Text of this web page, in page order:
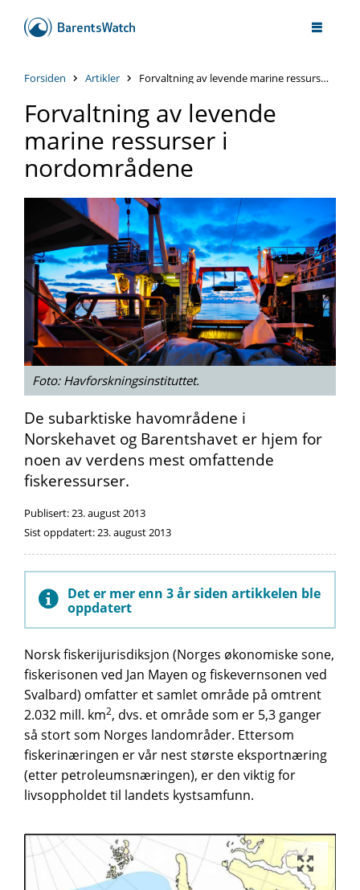
Forsiden Artikler Forvaltning av levende marine ressurser i nordområdene
Forvaltning av levende
marine ressurser i
nordområdene
Foto: Havforskningsinstituttet.
De subarktiske havområdene i
Norskehavet og Barentshavet er hjem for
noen av verdens mest omfattende
fiskeressurser.
Publisert: 23. august 2013
Sist oppdatert: 23. august 2013
Det er mer enn 3 år siden artikkelen ble
oppdatert
Norsk fiskerijurisdiksjon (Norges økonomiske sone,
fiskerisonen ved Jan Mayen og fiskevernsonen ved
Svalbard) omfatter et samlet område på omtrent
2.032 mill. km2, dvs. et område som er 5,3 ganger
så stort som Norges landområder. Ettersom
fiskerinæringen er vår nest største eksportnæring
(etter petroleumsnæringen), er den viktig for
livsoppholdet til landets kystsamfunn.